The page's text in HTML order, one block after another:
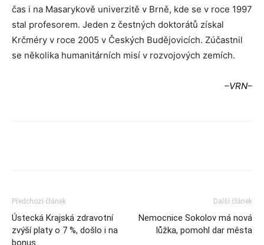
čas i na Masarykově univerzitě v Brně, kde se v roce 1997
stal profesorem. Jeden z čestných doktorátů získal
Krčméry v roce 2005 v Českých Budějovicích. Zúčastnil
se několika humanitárních misí v rozvojových zemích.
–VRN–
Předchozí článek
Ústecká Krajská zdravotní
zvýší platy o 7 %, došlo i na
bonus
Další článek
Nemocnice Sokolov má nová
lůžka, pomohl dar města